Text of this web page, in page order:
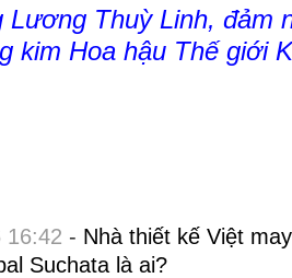
Lương Thuỳ Linh, đảm
kim Hoa hậu Thế giới
16:42 - Nhà thiết kế Việt
Suchata là ai?